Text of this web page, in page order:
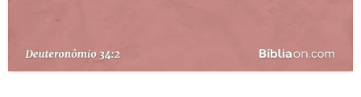
TERMO BÍBLICO JOGOS